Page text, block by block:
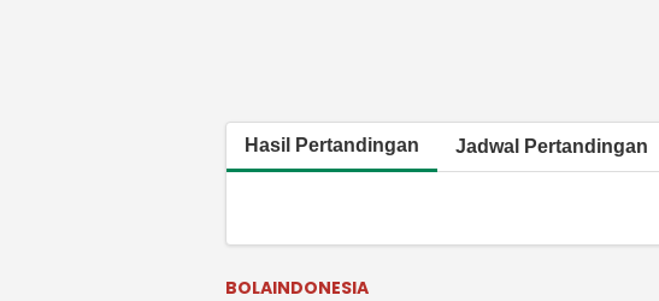
Hasil Pertandingan Jadwal Pertandingan
BOLAINDONESIA